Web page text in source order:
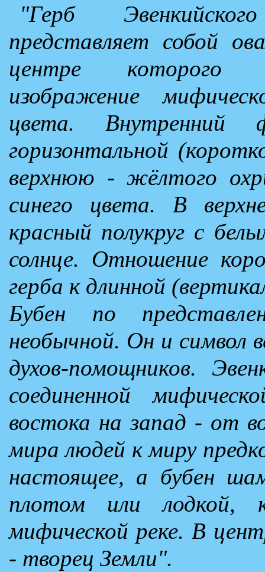
"Герб
представляет собой
центре которого
изображение
цвета. Внутренний
горизонтальной
верхнюю - жёлтого
синего цвета. В
красный полукруг с
солнце. Отношение
герба к длинной
Бубен по
необычной. Он и символ
духов-помощников.
соединенной
востока на запад - от
мира людей к миру
настоящее, а бубен
плотом или лодкой,
мифической реке. В
- творец Земли".